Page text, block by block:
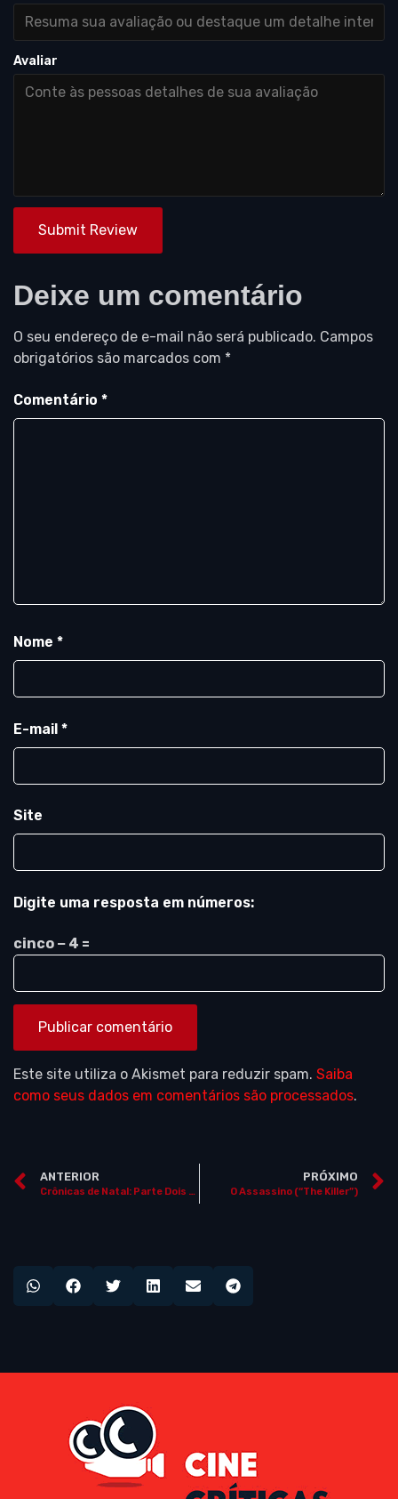
Avaliar
Submit Review
Deixe um comentário
O seu endereço de e-mail não será publicado. Campos
obrigatórios são marcados com *
Comentário *
Nome *
E-mail *
Site
Digite uma resposta em números:
cinco − 4 =
Este site utiliza o Akismet para reduzir spam. Saiba
como seus dados em comentários são processados.
ANTERIOR
Crônicas de Natal: Parte Dois (“The Christmas Chronicles: Part Two”)
PRÓXIMO
O Assassino (“The Killer”)